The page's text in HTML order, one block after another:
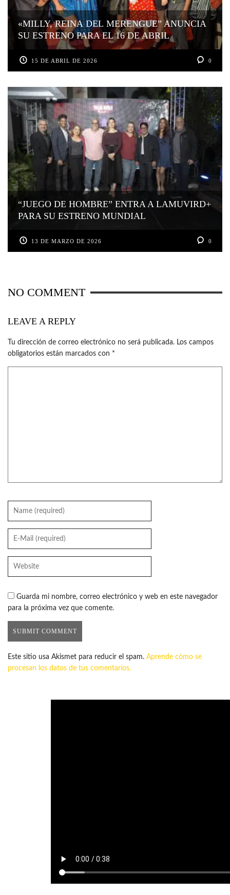
«MILLY, REINA DEL MERENGUE” ANUNCIA
SU ESTRENO PARA EL 16 DE ABRIL
15 DE ABRIL DE 2026 0
“JUEGO DE HOMBRE” ENTRA A LAMUVIRD+
PARA SU ESTRENO MUNDIAL
13 DE MARZO DE 2026 0
NO COMMENT
LEAVE A REPLY
Tu dirección de correo electrónico no será publicada. Los campos
obligatorios están marcados con *
Guarda mi nombre, correo electrónico y web en este navegador
para la próxima vez que comente.
Este sitio usa Akismet para reducir el spam. Aprende cómo se
procesan los datos de tus comentarios.